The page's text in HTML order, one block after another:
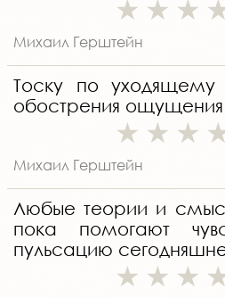
Михаил Герштейн
Тоску по уходящему
обострения ощущения
Михаил Герштейн
Любые теории и
пока помогают
пульсацию